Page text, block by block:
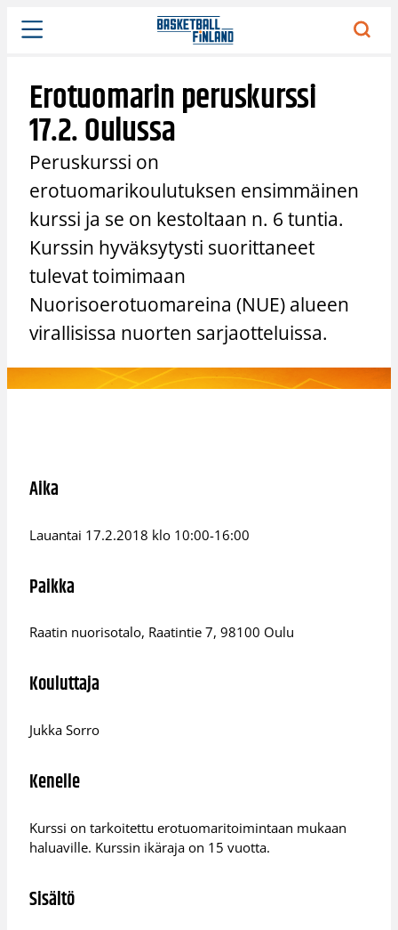
Siirry
sisältöön
Erotuomarin peruskurssi
17.2. Oulussa
Peruskurssi on
erotuomarikoulutuksen ensimmäinen
kurssi ja se on kestoltaan n. 6 tuntia.
Kurssin hyväksytysti suorittaneet
tulevat toimimaan
Nuorisoerotuomareina (NUE) alueen
virallisissa nuorten sarjaotteluissa.
Aika
Lauantai 17.2.2018 klo 10:00-16:00
Paikka
Raatin nuorisotalo, Raatintie 7, 98100 Oulu
Kouluttaja
Jukka Sorro
Kenelle
Kurssi on tarkoitettu erotuomaritoimintaan mukaan
haluaville. Kurssin ikäraja on 15 vuotta.
Sisältö